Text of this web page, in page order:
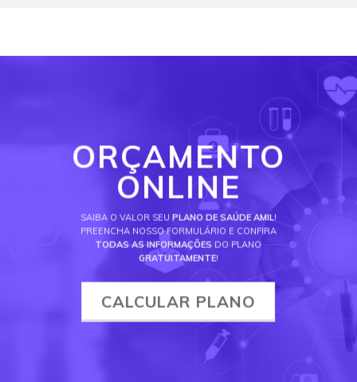
ORÇAMENTO
ONLINE
SAIBA O VALOR SEU PLANO DE SAÚDE AMIL!
PREENCHA NOSSO FORMULÁRIO E CONFIRA
TODAS AS INFORMAÇÕES DO PLANO
GRATUITAMENTE!
CALCULAR PLANO